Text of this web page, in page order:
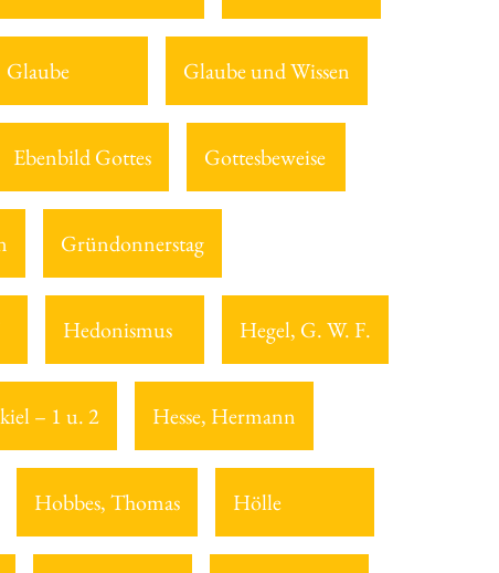
Glaube Glaube und Wissen
Ebenbild Gottes Gottesbeweise
Gründonnerstag
Hedonismus Hegel, G. W. F.
– 1 u. 2 Hesse, Hermann
Hobbes, Thomas Hölle